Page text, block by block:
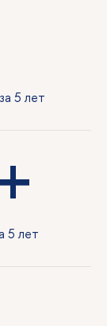
5 лет
5 лет